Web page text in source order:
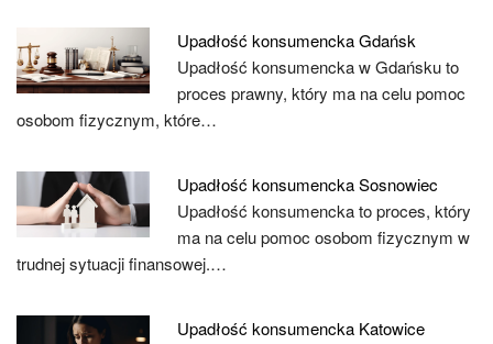
Upadłość konsumencka Gdańsk
Upadłość konsumencka w Gdańsku to
proces prawny, który ma na celu pomoc
osobom fizycznym, które…
Upadłość konsumencka Sosnowiec
Upadłość konsumencka to proces, który
ma na celu pomoc osobom fizycznym w
trudnej sytuacji finansowej.…
Upadłość konsumencka Katowice